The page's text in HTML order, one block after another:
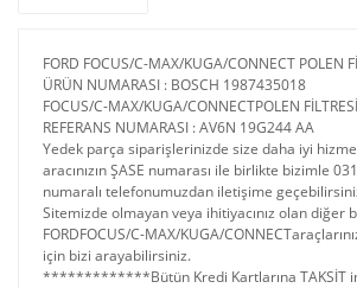
FORD FOCUS/C-MAX/KUGA/CONNECT POLEN
ÜRÜN NUMARASI : BOSCH 1987435018
FOCUS/C-MAX/KUGA/CONNECTPOLEN
REFERANS NUMARASI : AV6N 19G244 AA
Yedek parça siparişlerinizde size daha iyi
aracınızın ŞASE numarası ile birlikte bizimle
numaralı telefonumuzdan iletişime
Sitemizde olmayan veya ihitiyacınız olan diğer
FORDFOCUS/C-MAX/KUGA/
için bizi arayabilirsiniz.
*************Bütün Kredi Kartlarına